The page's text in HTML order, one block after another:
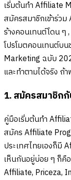
เริ่มต้นทำ Affiliate
สมัครสมาชิกเข้าร่ว
ร้างคอนเทนต์โดน
โปรโมตคอนเทนต์บ
Marketing ฉบับ
และทำตามได้จริง ถ้
1. สมัครสมาชิก
คู่มือเริ่มต้นทำ
สมัคร Affiliate
ประเทศไทยเองก็มี
เห็นกันอยู่บ่อย ๆ ก็คื
Affiliate, Priceza,